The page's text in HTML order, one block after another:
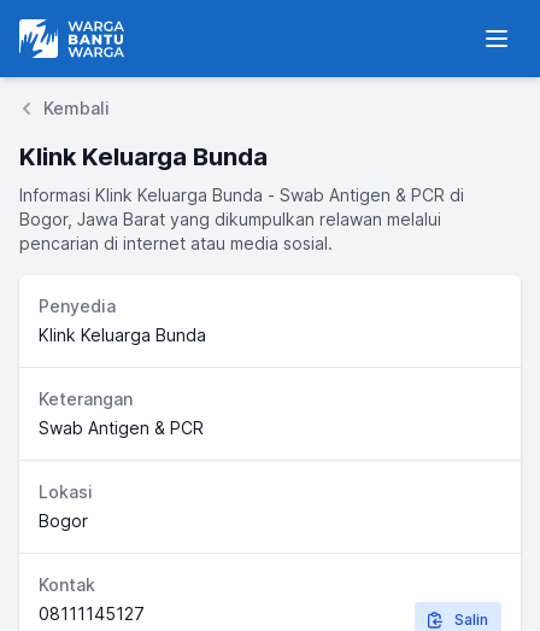
Warga Bantu Warga
Kembali
Klink Keluarga Bunda
Informasi Klink Keluarga Bunda - Swab Antigen & PCR di
Bogor, Jawa Barat yang dikumpulkan relawan melalui
pencarian di internet atau media sosial.
Penyedia
Klink Keluarga Bunda
Keterangan
Swab Antigen & PCR
Lokasi
Bogor
Kontak
08111145127
Salin